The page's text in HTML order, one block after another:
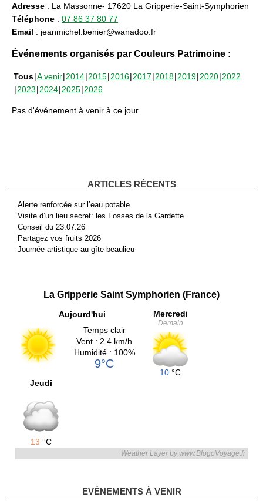
Adresse : La Massonne- 17620 La Gripperie-Saint-Symphorien
Téléphone : 07 86 37 80 77
Email : jeanmichel.benier@wanadoo.fr
Événements organisés par Couleurs Patrimoine :
Tous A venir 2014 2015 2016 2017 2018 2019 2020 2022
2023 2024 2025 2026
Pas d'événement à venir à ce jour.
ARTICLES RÉCENTS
Alerte renforcée sur l’eau potable
Visite d’un lieu secret: les Fosses de la Gardette
Conseil du 23.07.26
Partagez vos fruits 2026
Journée artistique au gîte beaulieu
La Gripperie Saint Symphorien (France)
Aujourd'hui
Temps clair
Vent : 2.4 km/h
Humidité : 100%
9°C
Mercredi
Demain
10 °C
Jeudi
13 °C
Weather Layer by www.BlogoVoyage.fr
EVÉNEMENTS À VENIR